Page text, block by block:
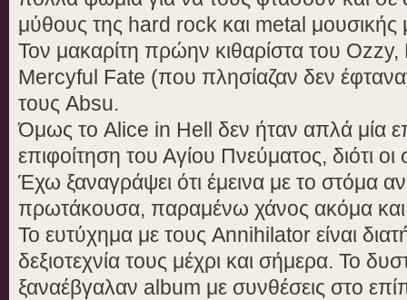
μύθους της hard rock και metal
Τον μακαρίτη πρώην κιθαρίστα του
Mercyful Fate (που πλησίαζαν δεν
τους Absu.
Όμως το Alice in Hell δεν ήταν απλά μία
επιφοίτηση του Αγίου Πνεύματος, διότι οι
Έχω ξαναγράψει ότι έμεινα με το στόμα
πρωτάκουσα, παραμένω χάνος ακόμα
Το ευτύχημα με τους Annihilator είναι
δεξιοτεχνία τους μέχρι και σήμερα. Το
ξαναέβγαλαν album με συνθέσεις στο